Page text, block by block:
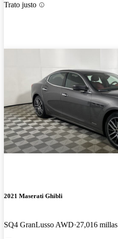
Trato justo
2021 Maserati Ghibli
SQ4 GranLusso AWD 27,016 millas